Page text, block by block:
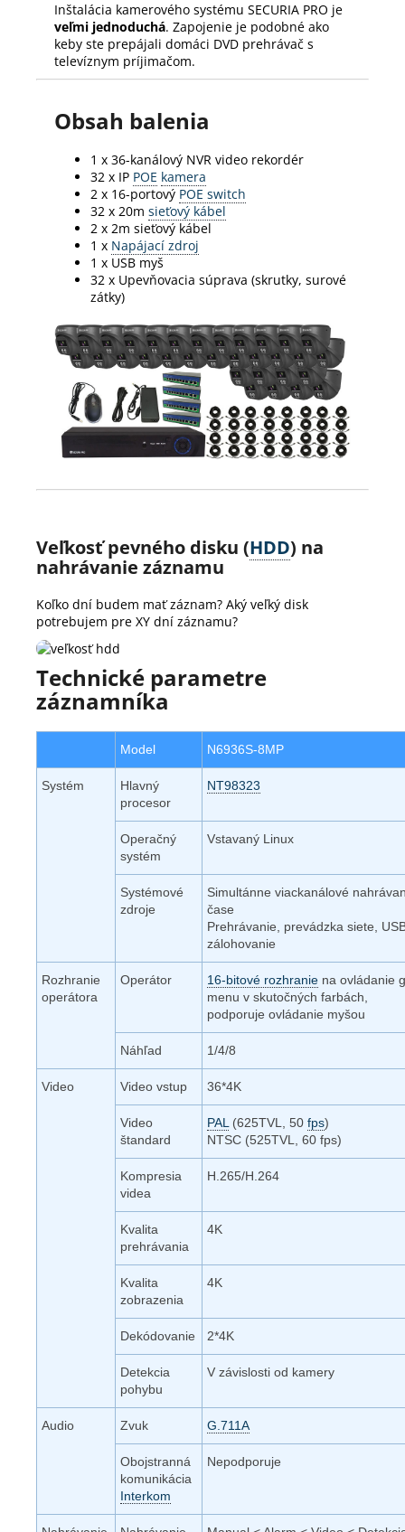
Inštalácia kamerového systému SECURIA PRO je
veľmi jednoduchá. Zapojenie je podobné ako
keby ste prepájali domáci DVD prehrávač s
televíznym príjimačom.
Obsah balenia
1 x 36-kanálový NVR video rekordér
32 x IP POE kamera
2 x 16-portový POE switch
32 x 20m sieťový kábel
2 x 2m sieťový kábel
1 x Napájací zdroj
1 x USB myš
32 x Upevňovacia súprava (skrutky, surové
zátky)
Veľkosť pevného disku (HDD) na
nahrávanie záznamu
Koľko dní budem mať záznam? Aký veľký disk
potrebujem pre XY dní záznamu?
Technické parametre
záznamníka
Model N6936S-8MP
Systém
Hlavný
procesor
NT98323
Operačný
systém
Vstavaný Linux
Systémové
zdroje
Simultánne viackanálové
čase
Prehrávanie, prevádzka siete,
zálohovanie
Rozhranie
operátora
Operátor 16-bitové rozhranie na ovládanie
menu v skutočných farbách,
podporuje ovládanie myšou
Náhľad 1/4/8
Video Video vstup 36*4K
Video
štandard
PAL(625TVL, 50 fps)
NTSC (525TVL, 60 fps)
Kompresia
videa
H.265/H.264
Kvalita
prehrávania
4K
Kvalita
zobrazenia
4K
Dekódovanie 2*4K
Detekcia
pohybu
V závislosti od kamery
Audio Zvuk G.711A
Obojstranná
komunikácia
Interkom
Nepodporuje